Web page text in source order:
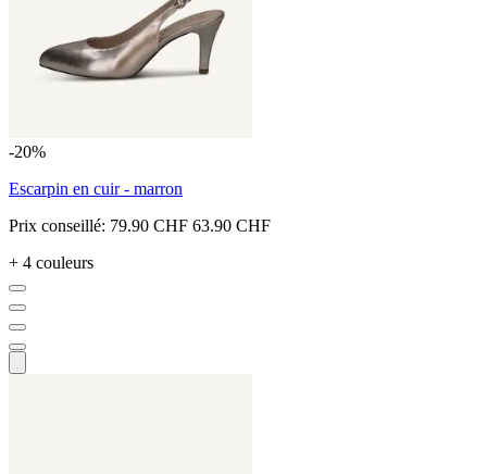
-20%
Escarpin en cuir - marron
Prix conseillé: 79.90 CHF 63.90 CHF
+ 4 couleurs